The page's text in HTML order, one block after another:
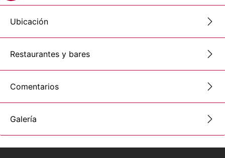
Ubicación
Restaurantes y bares
Comentarios
Galería